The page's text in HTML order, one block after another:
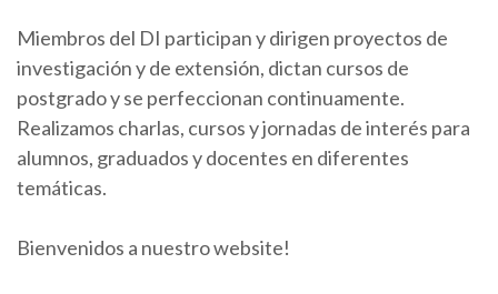
Miembros del DI participan y dirigen proyectos de
investigación y de extensión, dictan cursos de
postgrado y se perfeccionan continuamente.
Realizamos charlas, cursos y jornadas de interés para
alumnos, graduados y docentes en diferentes
temáticas.
Bienvenidos a nuestro website!